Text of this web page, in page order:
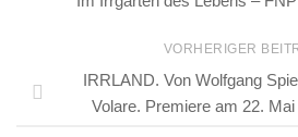
VORHERIGER
IRRLAND. Von Wolfgang
Volare. Premiere am 22.